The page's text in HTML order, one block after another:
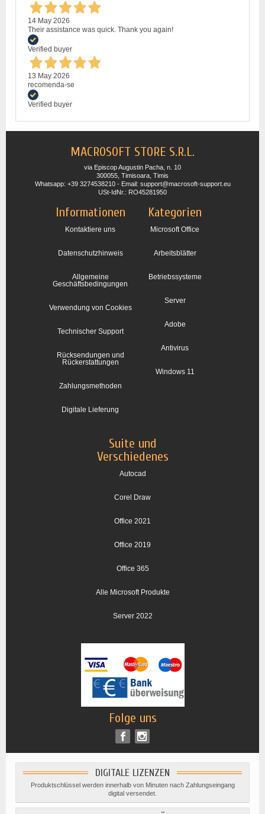
14 May 2026
Their assistance was quick. Thank you again!
Verified buyer
13 May 2026
recomenda-se
Verified buyer
MACROSOFT STORE S.R.L.
via Episcop Augustin Pacha, n. 10
300055, Timisoara, Timis
Whatsapp: +39 3274538210 - Email: support@macrosoft-support.eu
USt-IdNr.: RO45281950
Informationen
Kontaktiere uns
Datenschutzhinweis
Allgemeine
Geschäftsbedingungen
Verwendung von Cookies
Technischer Support
Rücksendungen und
Rückerstattungen
Zahlungsmethoden
Digitale Lieferung
Kategorien
Microsoft Office
Arbeitsblätter
Betriebssysteme
Server
Adobe
Antivirus
Windows 11
Suite und
Verschiedenes
Autocad
Corel Draw
Office 2021
Office 2019
Office 365
Alle Microsoft Produkte
Server 2022
Folge uns
DIGITALE LIZENZEN
Produktschlüssel werden innerhalb von Minuten nach Zahlungseingang
digital versendet.